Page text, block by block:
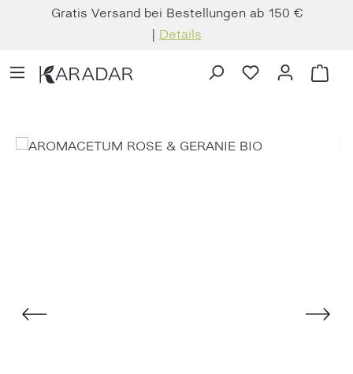
Zum Hauptinhalt springen
Gratis Versand bei Bestellungen ab 150 €
Details
Du hast 0
Bildergalerie überspringen